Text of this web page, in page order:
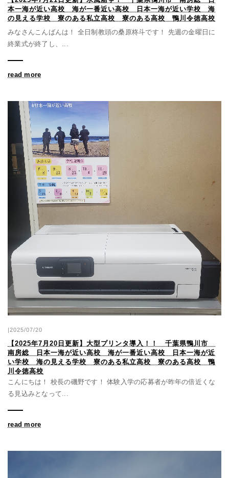
本一海が近い高校 海が一番近い高校 日本一海が近い学校 海
の見える学校 寮のある私立高校 寮のある高校 鴨川令徳高校
みなさんこんばんは！ 全日制教頭の桑原柊斗です！ 先週の金曜日に
終業式が終了し、...
read more
|2025/07/20
【2025年7月20日更新】大型プリンタ導入！！ 千葉県鴨川市
南房総 日本一海が近い高校 海が一番近い高校 日本一海が近
い学校 海の見える学校 寮のある私立高校 寮のある高校 鴨
川令徳高校
こんにちは！ 校長の磯野です！ 体験入学の応募者が昨年の倍近くな
る見込みとなって...
read more